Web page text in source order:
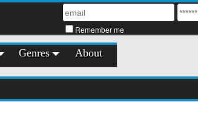
Remember me
Genres About